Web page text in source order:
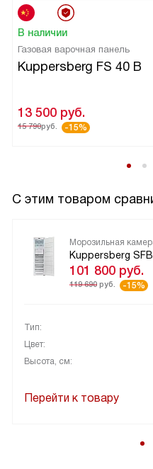
В наличии
Газовая варочная панель
Kuppersberg FS 40 B
13 500 руб.
15 790руб. -15%
С этим товаром
Морозильная
Kuppersberg SFB
101 800 руб.
119 690 руб. -15%
Тип:
Цвет:
Высота, см:
Перейти к товару